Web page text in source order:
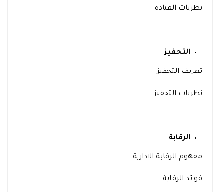
نظريات القيادة
التحفيز
تعريف التحفيز
نظريات التحفيز
الرقابة
مفهوم الرقابة الادارية
فوائد الرقابة